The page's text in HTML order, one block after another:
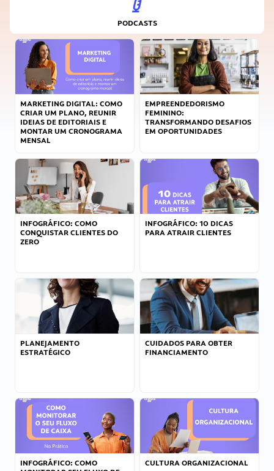
PODCASTS
MARKETING DIGITAL: COMO
CRIAR UM PLANO, REUNIR
IDEIAS DE EDITORIAIS E
MONTAR UM CRONOGRAMA
MENSAL
EMPREENDEDORISMO
FEMININO:
TRANSFORMANDO DESAFIOS
EM OPORTUNIDADES
INFOGRÁFICO: COMO
CONQUISTAR CLIENTES DO
ZERO
INFOGRÁFICO: 10 DICAS
PARA ATRAIR CLIENTES
PLANEJAMENTO
ESTRATÉGICO
CUIDADOS PARA OBTER
FINANCIAMENTO
INFOGRÁFICO: COMO
CULTURA ORGANIZACIONAL